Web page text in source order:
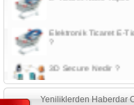
?
Sanal Pos Nedir?
Yeniliklerden Haberdar